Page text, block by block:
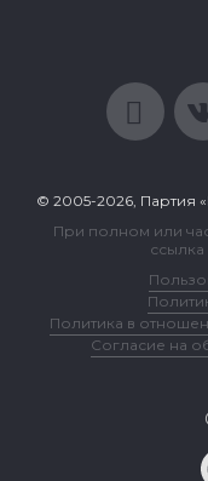
© 2005-2026, Партия
При полном или
Политика в
Согласие на